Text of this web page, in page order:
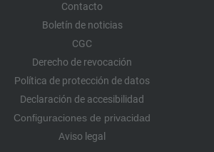
Contacto
Boletín de noticias
CGC
Derecho de revocación
Política de protección de datos
Declaración de accesibilidad
Configuraciones de privacidad
Aviso legal